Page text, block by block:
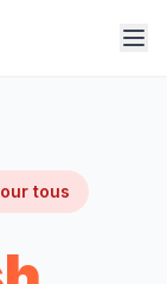
tous